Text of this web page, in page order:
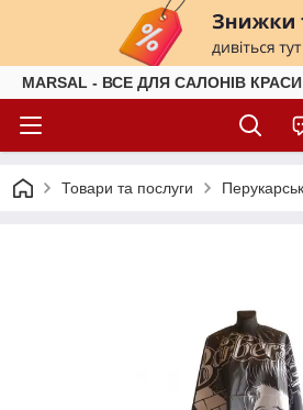
MARSAL - ВСЕ ДЛЯ САЛОНІВ КРАСИ
Товари та послуги